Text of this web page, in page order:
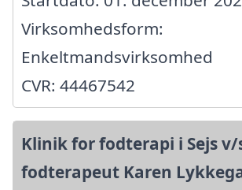
Virksomhedsform:
Enkeltmandsvirksomhed
CVR: 44467542
Klinik for fodterapi i Sejs
fodterapeut Karen